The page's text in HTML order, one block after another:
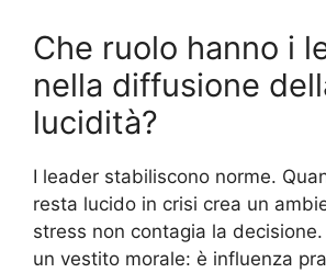
Che ruolo hanno i
nella diffusione
lucidità?
I leader stabiliscono norme.
resta lucido in crisi crea un
stress non contagia la
un vestito morale: è influenza